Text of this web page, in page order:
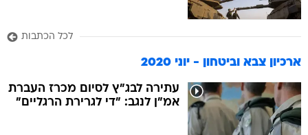
לכל הכתבות
ארכיון צבא וביטחון - יוני 2020
עתירה לבג"ץ לסיום מכרז העברת
אמ"ן לנגב: "די לגרירת הרגליים"